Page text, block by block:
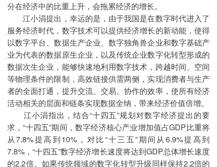
分在经济中的比重上升，会拖累经济的增长。
江小涓提出，幸运的是，由于我国是在数字时代进入了
服务经济时代，数字技术可以提供经济增长的新动能，使得
以数字平台、数据生产企业、数字独角兽企业和数字基础产
业为代表的数据原生企业，以及传统企业数字化转型形成的
数据次生企业，能够快速地利用数字技术，跨越时间、空间
等物理条件的限制，高效链接供需两侧，实现消费者与生产
者的全面打通，提升交流、交易、协作的效率，使所有经济
活动相关的层面和链条实现数据全纳，带来经济价值倍增。
江小涓指出，结合“十四五”规划对数字经济提出的要
求，“十四五”期间，数字经济核心产业增加值占GDP比重将
从7.8%提高到10%，对比“十三五”期间从6.9%提高到
7.8%，“十四五”数字经济增长速度将达到GDP总体增长速度
的2.2倍。如果传统领域的数字化转型升级同样保持2.2倍的